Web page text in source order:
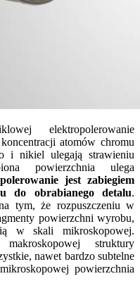
elektropolerowanie
atomów chromu
i nikiel ulegają strawieniu
powierzchnia ulega
jest zabiegiem
do obrabianego detalu.
tym, że rozpuszczeniu w
powierzchni wyrobu,
w skali mikroskopowej.
struktury
nawet bardzo subtelne
powierzchnia